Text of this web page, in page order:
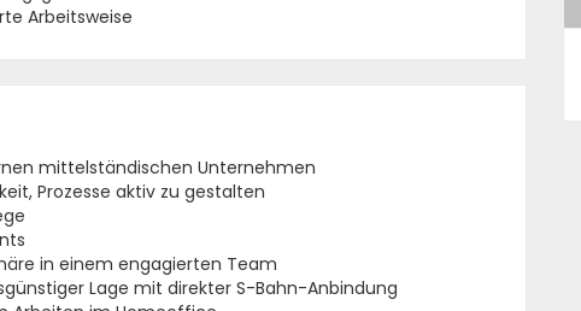
Arbeits­weise
mittelständischen Unternehmen
Prozesse aktiv zu gestalten
in einem engagierten Team
Lage mit direkter S-Bahn-Anbindung